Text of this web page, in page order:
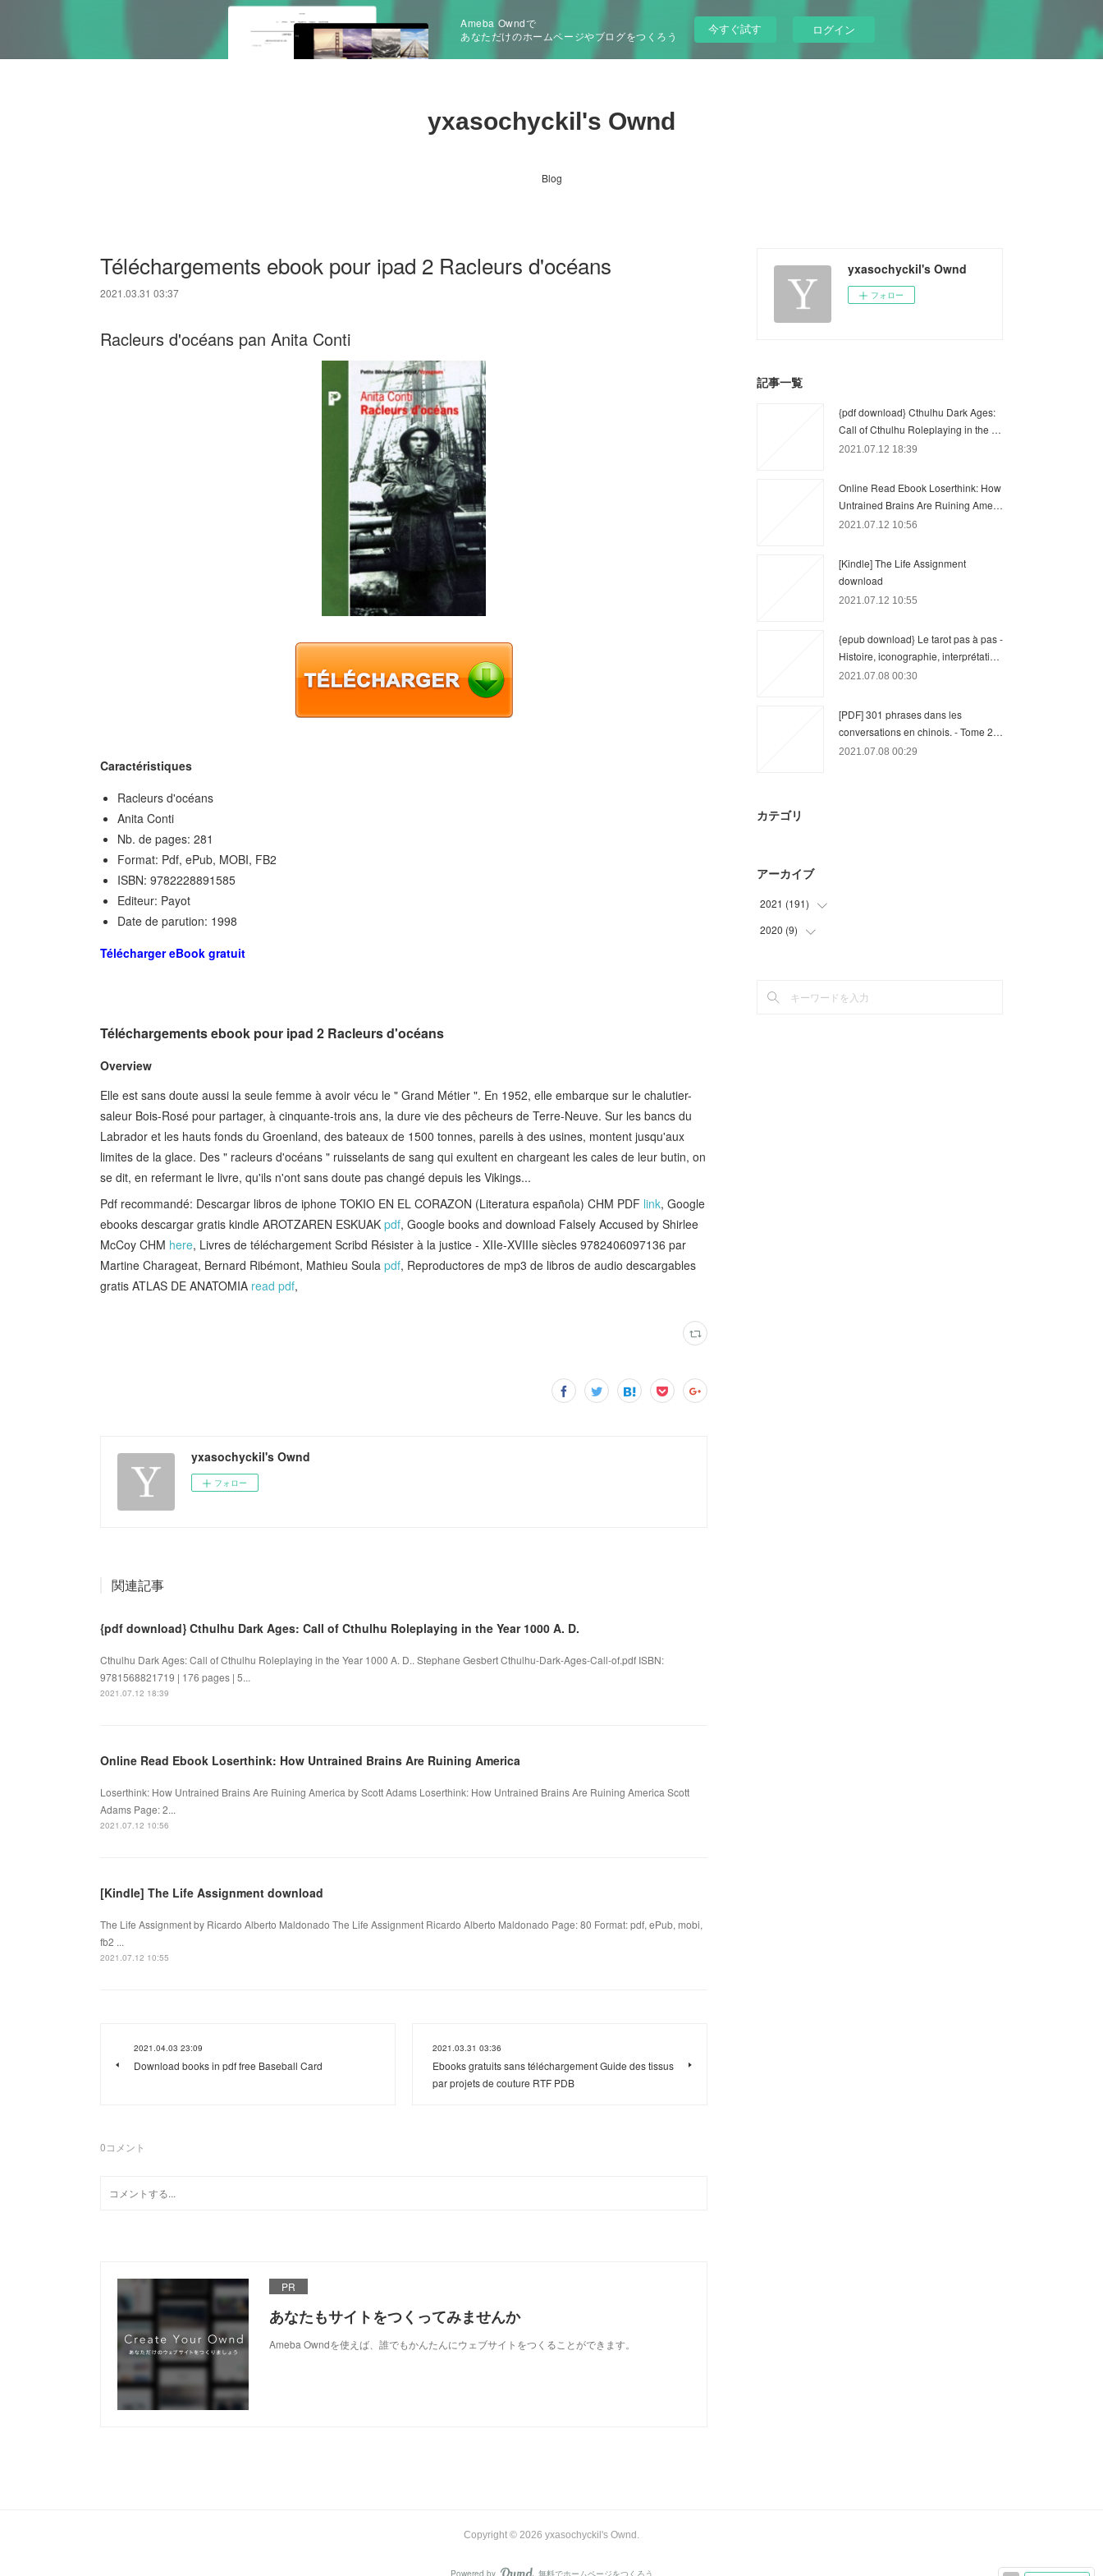
Ameba Owndで
あなただけのホームページやブログをつくろう
今すぐ試す ログイン
yxasochyckil's Ownd
Blog
Téléchargements ebook pour ipad 2 Racleurs d'océans
2021.03.31 03:37
Racleurs d'océans pan Anita Conti
Caractéristiques
Racleurs d'océans
Anita Conti
Nb. de pages: 281
Format: Pdf, ePub, MOBI, FB2
ISBN: 9782228891585
Editeur: Payot
Date de parution: 1998
Télécharger eBook gratuit
Téléchargements ebook pour ipad 2 Racleurs d'océans
Overview
Elle est sans doute aussi la seule femme à avoir vécu le " Grand Métier ". En 1952, elle embarque sur le chalutier-
saleur Bois-Rosé pour partager, à cinquante-trois ans, la dure vie des pêcheurs de Terre-Neuve. Sur les bancs du
Labrador et les hauts fonds du Groenland, des bateaux de 1500 tonnes, pareils à des usines, montent jusqu'aux
limites de la glace. Des " racleurs d'océans " ruisselants de sang qui exultent en chargeant les cales de leur butin, on
se dit, en refermant le livre, qu'ils n'ont sans doute pas changé depuis les Vikings...
Pdf recommandé: Descargar libros de iphone TOKIO EN EL CORAZON (Literatura española) CHM PDF link, Google
ebooks descargar gratis kindle AROTZAREN ESKUAK pdf, Google books and download Falsely Accused by Shirlee
McCoy CHM here, Livres de téléchargement Scribd Résister à la justice - XIIe-XVIIIe siècles 9782406097136 par
Martine Charageat, Bernard Ribémont, Mathieu Soula pdf, Reproductores de mp3 de libros de audio descargables
gratis ATLAS DE ANATOMIA read pdf,
yxasochyckil's Ownd
フォロー
関連記事
{pdf download} Cthulhu Dark Ages: Call of Cthulhu Roleplaying in the Year 1000 A. D.
Cthulhu Dark Ages: Call of Cthulhu Roleplaying in the Year 1000 A. D.. Stephane Gesbert Cthulhu-Dark-Ages-Call-of.pdf ISBN:
9781568821719 | 176 pages | 5...
2021.07.12 18:39
Online Read Ebook Loserthink: How Untrained Brains Are Ruining America
Loserthink: How Untrained Brains Are Ruining America by Scott Adams Loserthink: How Untrained Brains Are Ruining America Scott
Adams Page: 2...
2021.07.12 10:56
[Kindle] The Life Assignment download
The Life Assignment by Ricardo Alberto Maldonado The Life Assignment Ricardo Alberto Maldonado Page: 80 Format: pdf, ePub, mobi,
fb2 ...
2021.07.12 10:55
2021.04.03 23:09
Download books in pdf free Baseball Card
2021.03.31 03:36
Ebooks gratuits sans téléchargement Guide des tissus
par projets de couture RTF PDB
0コメント
PR
あなたもサイトをつくってみませんか
Ameba Owndを使えば、誰でもかんたんにウェブサイトをつくることができます。
yxasochyckil's Ownd
フォロー
記事一覧
{pdf download} Cthulhu Dark Ages:
Call of Cthulhu Roleplaying in the …
2021.07.12 18:39
Online Read Ebook Loserthink: How
Untrained Brains Are Ruining Ame…
2021.07.12 10:56
[Kindle] The Life Assignment
download
2021.07.12 10:55
{epub download} Le tarot pas à pas -
Histoire, iconographie, interprétati…
2021.07.08 00:30
[PDF] 301 phrases dans les
conversations en chinois. - Tome 2…
2021.07.08 00:29
カテゴリ
アーカイブ
2021 (191)
(
15)
(
2020 (9)
Copyright © 2026 yxasochyckil's Ownd .
Powered by 無料でホームページをつくろう